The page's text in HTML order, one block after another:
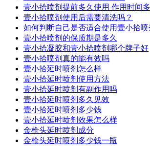
壹小拾喷剂提前多久使用 作用时间
壹小拾喷剂使用后需要清洗吗？
如何判断自己是否适合使用壹小拾喷
壹小拾喷剂的保质期是多久
壹小拾凝胶和壹小拾喷剂哪个牌子好
壹小拾喷剂真的能有效吗
壹小拾延时喷剂怎么样
壹小拾延时喷剂使用方法
壹小拾延时喷剂有副作用吗
壹小拾延时喷剂多久见效
壹小拾延时喷剂多少钱
壹小拾延时喷剂效果怎么样
金枪头延时喷剂成分
金枪头延时喷剂多少钱一瓶